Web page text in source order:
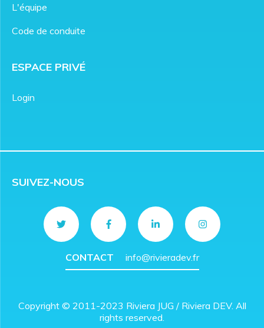
L'équipe
Code de conduite
ESPACE PRIVÉ
Login
SUIVEZ-NOUS
CONTACT info@rivieradev.fr
Copyright © 2011-2023 Riviera JUG / Riviera DEV. All
rights reserved.